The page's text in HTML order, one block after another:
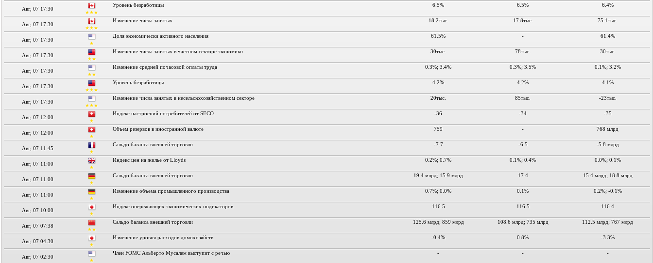
Авг, 07 17:30
★★★
Уровень безработицы 6.5% 6.5% 6.4%
Авг, 07 17:30
★★★
Изменение числа занятых 18.2тыс. 17.8тыс. 75.1тыс.
Авг, 07 17:30
★
Доля экономически активного населения 61.5% - 61.4%
Авг, 07 17:30
★★
Изменение числа занятых в частном секторе экономики 30тыс. 78тыс. 30тыс.
Авг, 07 17:30
★★
Изменение средней почасовой оплаты труда 0.3%; 3.4% 0.3%; 3.5% 0.1%; 3.2%
Авг, 07 17:30
★★★
Уровень безработицы 4.2% 4.2% 4.1%
Авг, 07 17:30
★★★
Изменение числа занятых в несельскохозяйственном секторе 20тыс. 85тыс. -23тыс.
Авг, 07 12:00
★
Индекс настроений потребителей от SECO -36 -34 -35
Авг, 07 12:00
★
Объем резервов в иностранной валюте 759 - 768 млрд
Авг, 07 11:45
★
Сальдо баланса внешней торговли -7.7 -6.5 -5.8 млрд
Авг, 07 11:00
★
Индекс цен на жилье от Lloyds 0.2%; 0.7% 0.1%; 0.4% 0.0%; 0.1%
Авг, 07 11:00
★
Сальдо баланса внешней торговли 19.4 млрд; 15.9 млрд 17.4 15.4 млрд; 18.8 млрд
Авг, 07 11:00
★
Изменение объема промышленного производства 0.7%; 0.0% 0.1% 0.2%; -0.1%
Авг, 07 10:00
★
Индекс опережающих экономических индикаторов 116.5 116.5 116.4
Авг, 07 07:38
★★
Сальдо баланса внешней торговли 125.6 млрд; 859 млрд 108.6 млрд; 735 млрд 112.5 млрд; 767 млрд
Авг, 07 04:30
★
Изменение уровня расходов домохозяйств -0.4% 0.8% -3.3%
Авг, 07 02:30
★
Член FOMC Альберто Мусалем выступит с речью - - -